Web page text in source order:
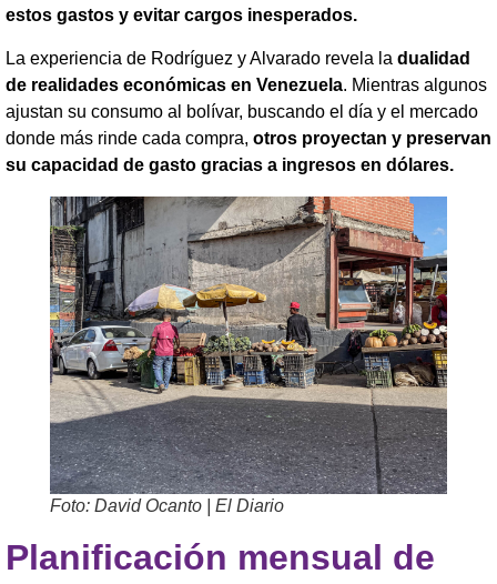
estos gastos y evitar cargos inesperados.
La experiencia de Rodríguez y Alvarado revela la dualidad
de realidades económicas en Venezuela. Mientras algunos
ajustan su consumo al bolívar, buscando el día y el mercado
donde más rinde cada compra, otros proyectan y preservan
su capacidad de gasto gracias a ingresos en dólares.
Foto: David Ocanto | El Diario
Planificación mensual de